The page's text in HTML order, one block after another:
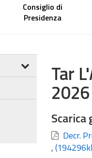
Consiglio di
Presidenza
Tar
Scarica
Decr.
,